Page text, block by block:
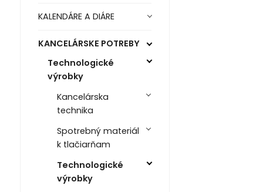
KALENDÁRE A DIÁRE
KANCELÁRSKE POTREBY
Technologické
výrobky
Kancelárska
technika
Spotrebný materiál
k tlačiarňam
Technologické
výrobky